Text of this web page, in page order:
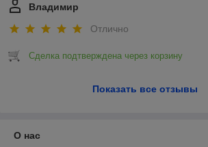
Владимир
Отлично
Сделка подтверждена через корзину
Показать все отзывы
О нас